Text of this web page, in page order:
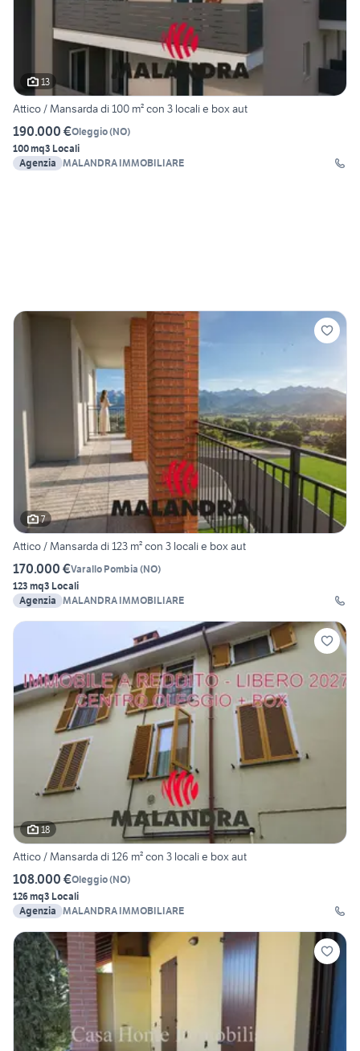
13
Attico / Mansarda di 100 m² con 3 locali e box aut
190.000 €Oleggio(NO)
100 mq3 Locali
Agenzia MALANDRA IMMOBILIARE
7
Attico / Mansarda di 123 m² con 3 locali e box aut
170.000 €Varallo Pombia (NO)
123 mq3 Locali
Agenzia MALANDRA IMMOBILIARE
18
Attico / Mansarda di 126 m² con 3 locali e box aut
108.000 €Oleggio(NO)
126 mq3 Locali
Agenzia MALANDRA IMMOBILIARE